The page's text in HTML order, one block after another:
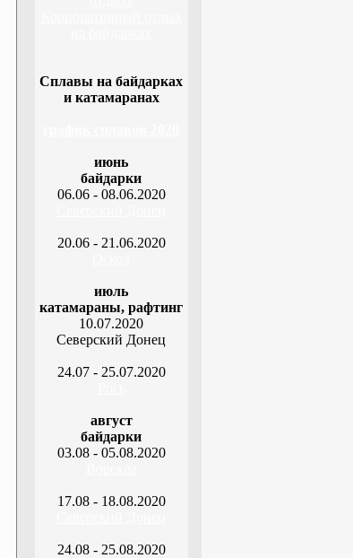
Сплавы на байдарках
и катамаранах
июнь
байдарки
06.06 - 08.06.2020
20.06 - 21.06.2020
июль
катамараны, рафтинг
10.07.2020
Северский Донец
24.07 - 25.07.2020
август
байдарки
03.08 - 05.08.2020
17.08 - 18.08.2020
24.08 - 25.08.2020